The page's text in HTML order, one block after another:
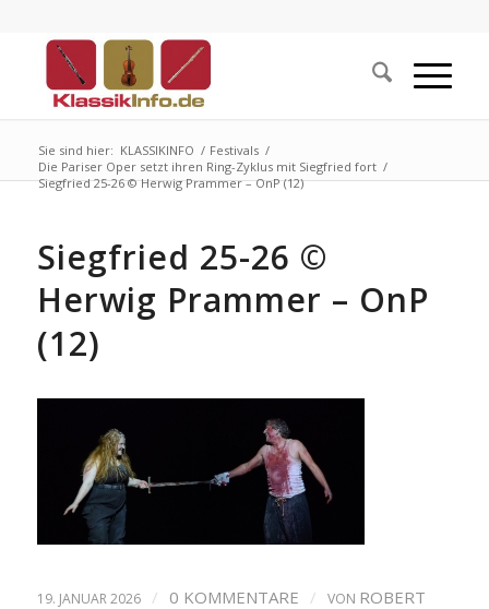
Sie sind hier: KLASSIKINFO / Festivals /
Die Pariser Oper setzt ihren Ring-Zyklus mit Siegfried fort /
Siegfried 25-26 © Herwig Prammer – OnP (12)
Siegfried 25-26 ©
Herwig Prammer – OnP
(12)
19. JANUAR 2026 / 0 KOMMENTARE / VON ROBERT